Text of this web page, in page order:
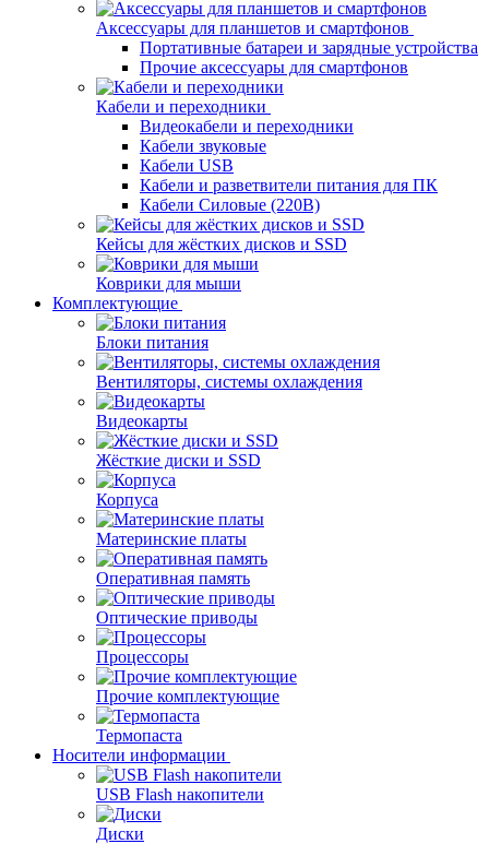
Аксессуары для планшетов и смартфонов
Портативные батареи и зарядные устройства
Прочие аксессуары для смартфонов
Кабели и переходники
Видеокабели и переходники
Кабели звуковые
Кабели USB
Кабели и разветвители питания для ПК
Кабели Силовые (220В)
Кейсы для жёстких дисков и SSD
Коврики для мыши
Комплектующие
Блоки питания
Вентиляторы, системы охлаждения
Видеокарты
Жёсткие диски и SSD
Корпуса
Материнские платы
Оперативная память
Оптические приводы
Процессоры
Прочие комплектующие
Термопаста
Носители информации
USB Flash накопители
Диски